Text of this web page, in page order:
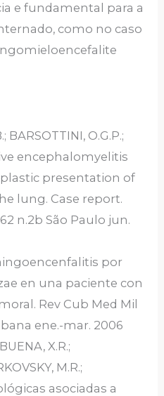
e fundamental para a
como no caso
BARSOTTINI, O.G.P.;
encephalomyelitis
presentation of
lung. Case report.
n.2b São Paulo jun.
por
en una paciente con
Rev Cub Med Mil
ene.-mar. 2006
X.R.;
M.R.;
asociadas a